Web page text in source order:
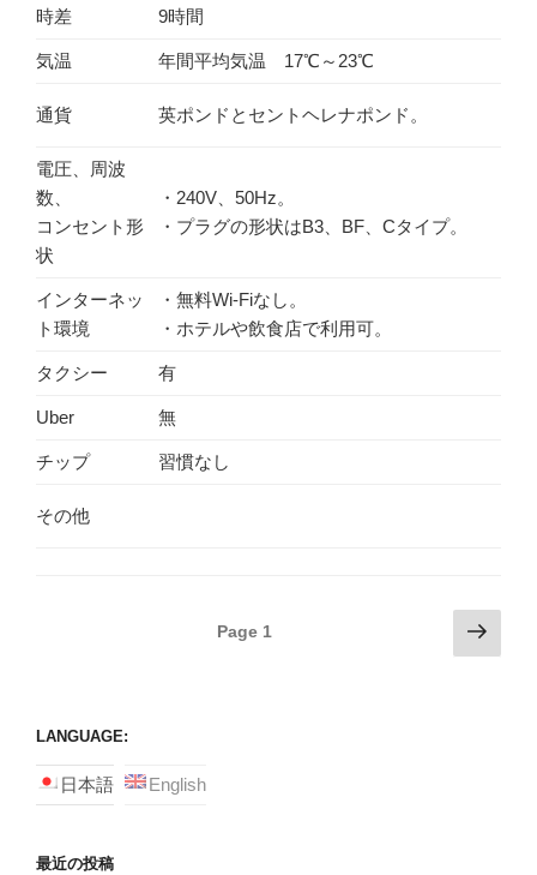
時差 9時間
気温 年間平均気温 17℃～23℃
通貨 英ポンドとセントヘレナポンド。
電圧、周波
数、
コンセント形
状
・240V、50Hz。
・プラグの形状はB3、BF、Cタイプ。
インターネッ
ト環境
・無料Wi-Fiなし。
・ホテルや飲食店で利用可。
タクシー 有
Uber 無
チップ 習慣なし
その他
Page 1
Next
page
LANGUAGE:
日本語 English
最近の投稿